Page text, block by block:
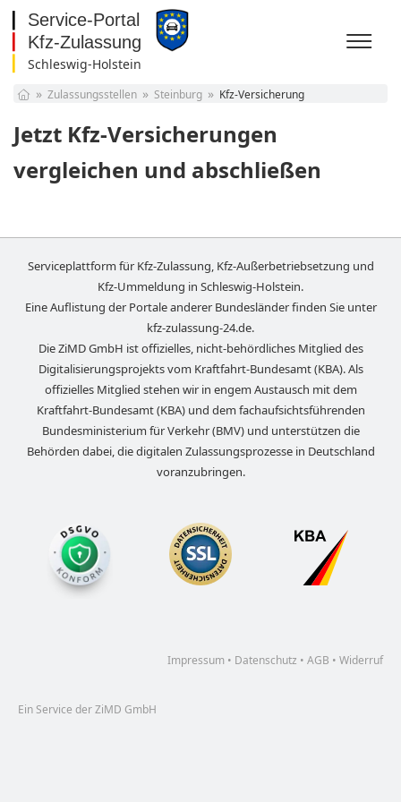
Schleswig-Holstein
Bayern
Berlin
Brandenburg
Bremen
Hamburg
Vorpommern
Niedersachsen
Nordrhein-Westfalen
Rheinland-Pfalz
Saarland
Sachsen
Sachsen-Anhalt
Thüringen
Zulassungsstellen Steinburg Kfz-Versicherung
Jetzt Kfz-Versicherungen
vergleichen und abschließen
Serviceplattform für Kfz-Zulassung, Kfz-Außerbetriebsetzung und
Kfz-Ummeldung in Schleswig-Holstein.
Eine Auflistung der Portale anderer Bundesländer finden Sie unter
kfz-zulassung-24.de.
Die ZiMD GmbH ist offizielles, nicht-behördliches Mitglied des
Digitalisierungsprojekts vom Kraftfahrt-Bundesamt (KBA). Als
offizielles Mitglied stehen wir in engem Austausch mit dem
Kraftfahrt-Bundesamt (KBA) und dem fachaufsichtsführenden
Bundesministerium für Verkehr (BMV) und unterstützen die
Behörden dabei, die digitalen Zulassungsprozesse in Deutschland
voranzubringen.
Impressum • Datenschutz • AGB • Widerruf
Ein Service der ZiMD GmbH